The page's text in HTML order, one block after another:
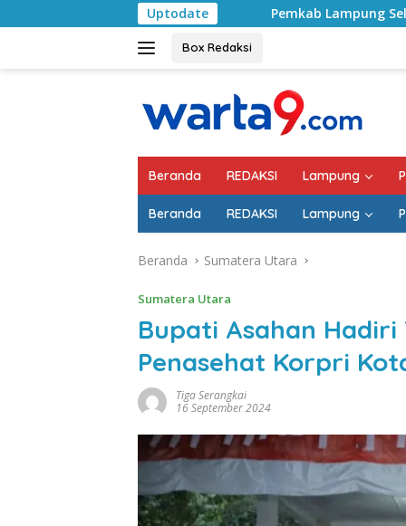
ke
Uptodate
Pemkab Lampung Selatan Mulai Tangani Jalan
Box Redaksi
Beranda REDAKSI Lampung
Beranda REDAKSI Lampung
Beranda Sumatera Utara
Sumatera Utara
Bupati Asahan Hadiri
Penasehat Korpri
Tiga Serangkai
16 September 2024